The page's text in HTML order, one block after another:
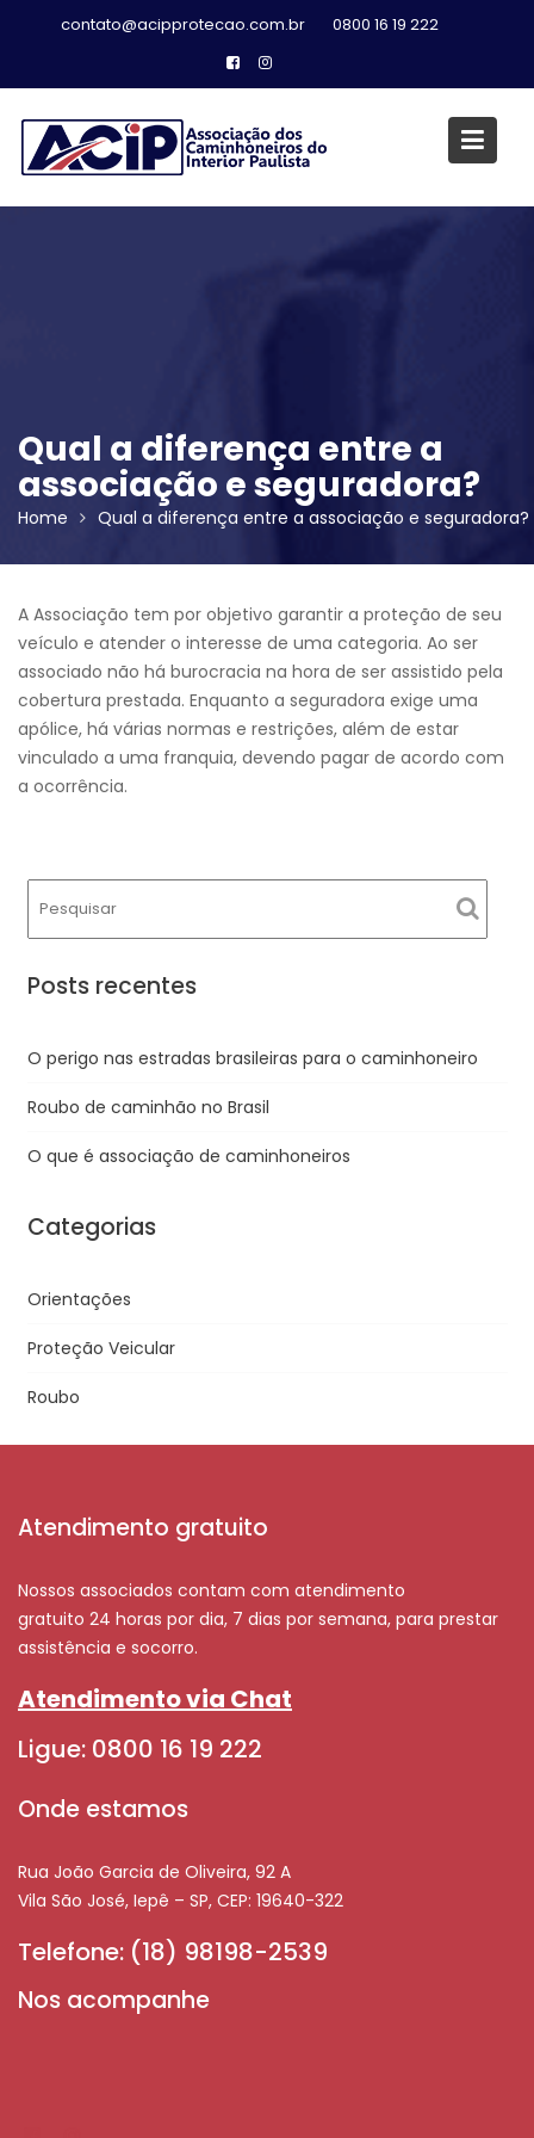
contato@acipprotecao.com.br 0800 16 19 222
Qual a diferença entre a
associação e seguradora?
Home Qual a diferença entre a associação e seguradora?
A Associação tem por objetivo garantir a proteção de seu
veículo e atender o interesse de uma categoria. Ao ser
associado não há burocracia na hora de ser assistido pela
cobertura prestada. Enquanto a seguradora exige uma
apólice, há várias normas e restrições, além de estar
vinculado a uma franquia, devendo pagar de acordo com
a ocorrência.
Posts recentes
O perigo nas estradas brasileiras para o caminhoneiro
Roubo de caminhão no Brasil
O que é associação de caminhoneiros
Categorias
Orientações
Proteção Veicular
Roubo
Atendimento gratuito
Nossos associados contam com atendimento
gratuito 24 horas por dia, 7 dias por semana, para prestar
assistência e socorro.
Atendimento via Chat
Ligue: 0800 16 19 222
Onde estamos
Rua João Garcia de Oliveira, 92 A
Vila São José, Iepê – SP, CEP: 19640-322
Telefone: (18) 98198-2539
Nos acompanhe